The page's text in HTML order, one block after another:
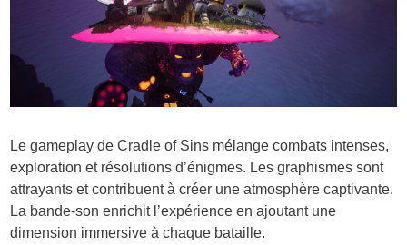
Le gameplay de Cradle of Sins mélange combats intenses,
exploration et résolutions d’énigmes. Les graphismes sont
attrayants et contribuent à créer une atmosphère captivante.
La bande-son enrichit l’expérience en ajoutant une
dimension immersive à chaque bataille.